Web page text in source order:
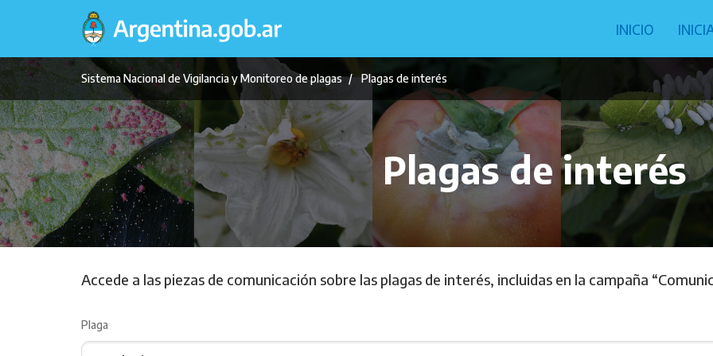
principal
INICIO
Sistema Nacional de Vigilancia y Monitoreo de plagas Plagas de interés
Plagas de interés
Accede a las piezas de comunicación sobre las plagas de interés, incluidas en la campaña
Plaga